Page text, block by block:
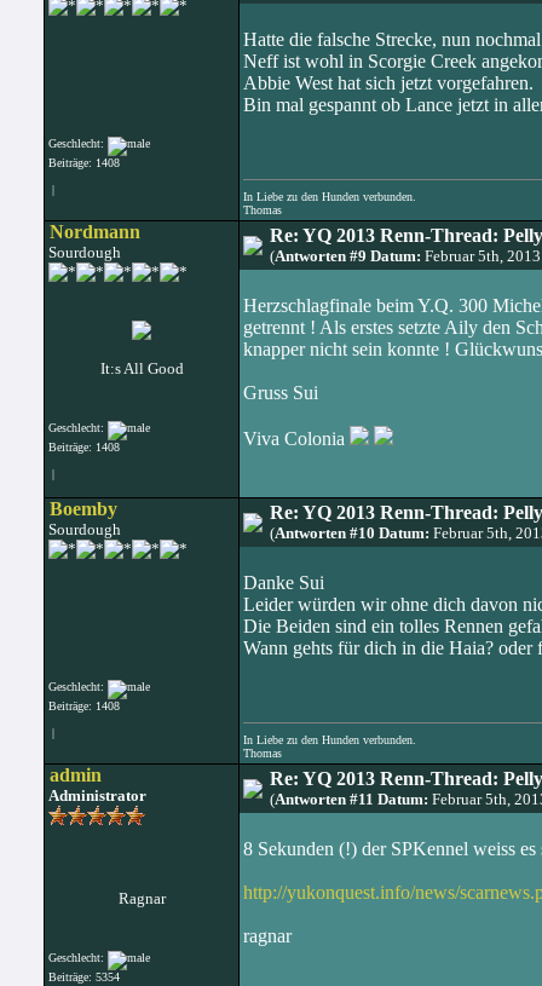
Geschlecht:
Beiträge: 1408
|
Hatte die falsche Strecke, nun
Neff ist wohl in Scorgie Creek
Abbie West hat sich jetzt vorgefahren.
Bin mal gespannt ob Lance jetzt in
In Liebe zu den Hunden verbunden.
Thomas
Nordmann
Sourdough
It:s All Good
Geschlecht:
Beiträge: 1408
|
Re: YQ 2013 Renn-Thread:
(Antworten #9 Datum: Februar 5th,
Herzschlagfinale beim Y.Q. 300
getrennt ! Als erstes setzte Aily den
knapper nicht sein konnte !
Gruss Sui
Viva Colonia
Boemby
Sourdough
Geschlecht:
Beiträge: 1408
|
Re: YQ 2013 Renn-Thread:
(Antworten #10 Datum: Februar 5th,
Danke Sui
Leider würden wir ohne dich davon
Die Beiden sind ein tolles Rennen
Wann gehts für dich in die Haia? oder
In Liebe zu den Hunden verbunden.
Thomas
admin
Administrator
Ragnar
Geschlecht:
Beiträge: 5354
Re: YQ 2013 Renn-Thread:
(Antworten #11 Datum: Februar 5th,
8 Sekunden (!) der SPKennel weiss es
http://yukonquest.info/news/
ragnar